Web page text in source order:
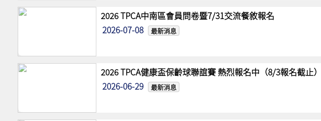
2026 TPCA中南區會員問卷暨7/31交流餐敘報名
2026-07-08
最新消息
2026 TPCA健康盃保齡球聯誼賽 熱烈報名中（8/3報名截止）
2026-06-29
最新消息